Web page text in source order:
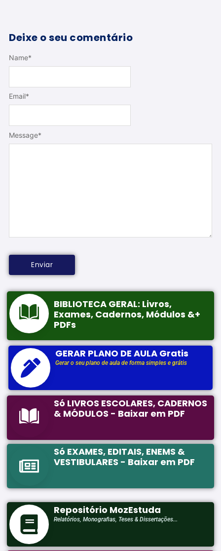
Deixe o seu comentário
Message*
Name*
Email*
BIBLIOTECA GERAL: Livros,
Exames, Cadernos, Módulos &+
PDFs
GERAR PLANO DE AULA Gratis
Gerar o seu plano de aula de forma simples e grátis
Só LIVROS ESCOLARES, CADERNOS
& MÓDULOS - Baixar em PDF
Só EXAMES, EDITAIS, ENEMS &
VESTIBULARES - Baixar em PDF
Repositório MozEstuda
Relatórios, Monografias, Teses & Dissertações...